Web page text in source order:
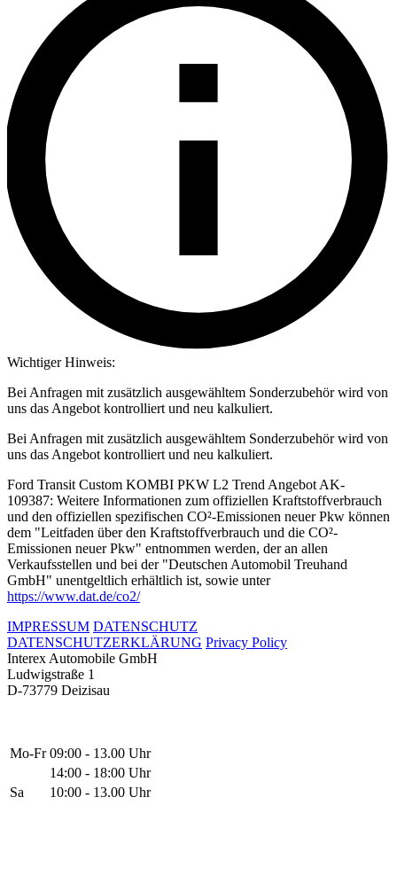
Wichtiger Hinweis:
Bei Anfragen mit zusätzlich ausgewähltem Sonderzubehör wird von
uns das Angebot kontrolliert und neu kalkuliert.
Bei Anfragen mit zusätzlich ausgewähltem Sonderzubehör wird von
uns das Angebot kontrolliert und neu kalkuliert.
Ford Transit Custom KOMBI PKW L2 Trend Angebot AK-
109387: Weitere Informationen zum offiziellen Kraftstoffverbrauch
und den offiziellen spezifischen CO²-Emissionen neuer Pkw können
dem "Leitfaden über den Kraftstoffverbrauch und die CO²-
Emissionen neuer Pkw" entnommen werden, der an allen
Verkaufsstellen und bei der "Deutschen Automobil Treuhand
GmbH" unentgeltlich erhältlich ist, sowie unter
https://www.dat.de/co2/
IMPRESSUM DATENSCHUTZ
DATENSCHUTZERKLÄRUNG Privacy Policy
Interex Automobile GmbH
Ludwigstraße 1
D-73779 Deizisau
Mo-Fr 09:00 - 13.00 Uhr
14:00 - 18:00 Uhr
Sa
10:00 - 13.00 Uhr